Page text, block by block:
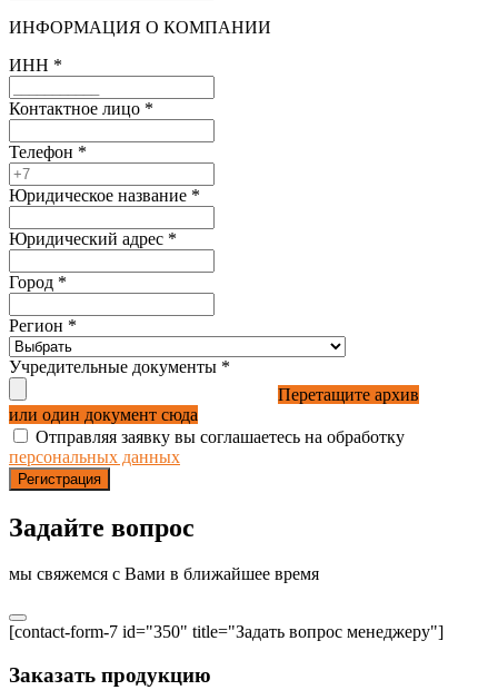
ИНФОРМАЦИЯ О КОМПАНИИ
ИНН *
Контактное лицо *
Телефон *
Юридическое название *
Юридический адрес *
Город *
Регион *
Учредительные документы *
Перетащите архив
или один документ сюда
Отправляя заявку вы соглашаетесь на обработку
персональных данных
Регистрация
Задайте вопрос
мы свяжемся с Вами в ближайшее время
[contact-form-7 id="350" title="Задать вопрос менеджеру"]
Заказать продукцию